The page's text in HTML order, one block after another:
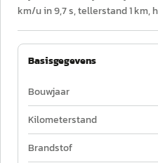
km/u in 9,7 s, tellerstand 1 km,
Basisgegevens
Bouwjaar
Kilometerstand
Brandstof